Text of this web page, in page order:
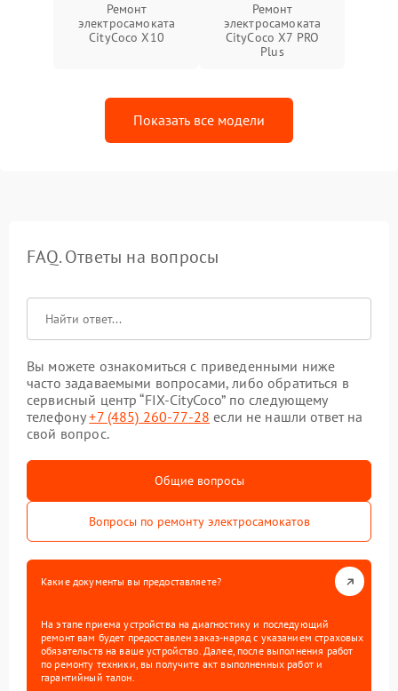
Ремонт
электросамоката
CityCoco X10
Ремонт
электросамоката
CityCoco X7 PRO
Plus
Показать все модели
FAQ. Ответы на вопросы
Вы можете ознакомиться с приведенными ниже
часто задаваемыми вопросами, либо обратиться в
сервисный центр “FIX-CityCoco” по следующему
телефону+7 (485) 260-77-28 если не нашли ответ на
свой вопрос.
Общие вопросы
Вопросы по ремонту электросамокатов
Какие документы вы предоставляете?
На этапе приема устройства на диагностику и последующий
ремонт вам будет предоставлен заказ-наряд с указанием страховых
обязательств на ваше устройство. Далее, после выполнения работ
по ремонту техники, вы получите акт выполненных работ и
гарантийный талон.